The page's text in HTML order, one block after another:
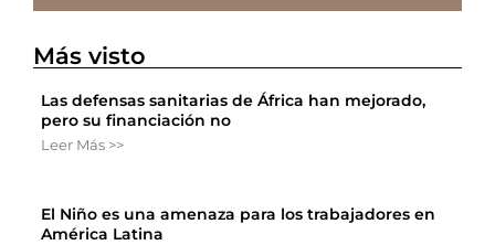
Más visto
Las defensas sanitarias de África han mejorado,
pero su financiación no
Leer Más >>
El Niño es una amenaza para los trabajadores en
América Latina